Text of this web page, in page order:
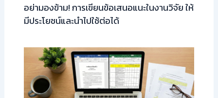
อย่ามองข้าม! การเขียนข้อเสนอแนะในงานวิจัย ให้
มีประโยชน์และนำไปใช้ต่อได้